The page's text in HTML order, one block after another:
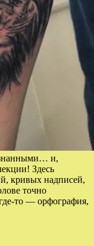
и,
Здесь
кривых надписей,
точно
то — орфография,